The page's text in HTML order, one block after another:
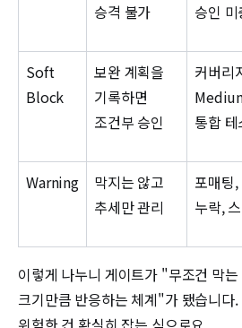
승격 불가
승인 미
Soft
Block
보완 계획을
기록하면
조건부 승인
커버리
통합 테
Warning
막지는 않고
추세만 관리
포매팅
누락,
이렇게 나누니 게이트가 "무조건 막
크기만큼 반응하는 체계"가 됐습니다